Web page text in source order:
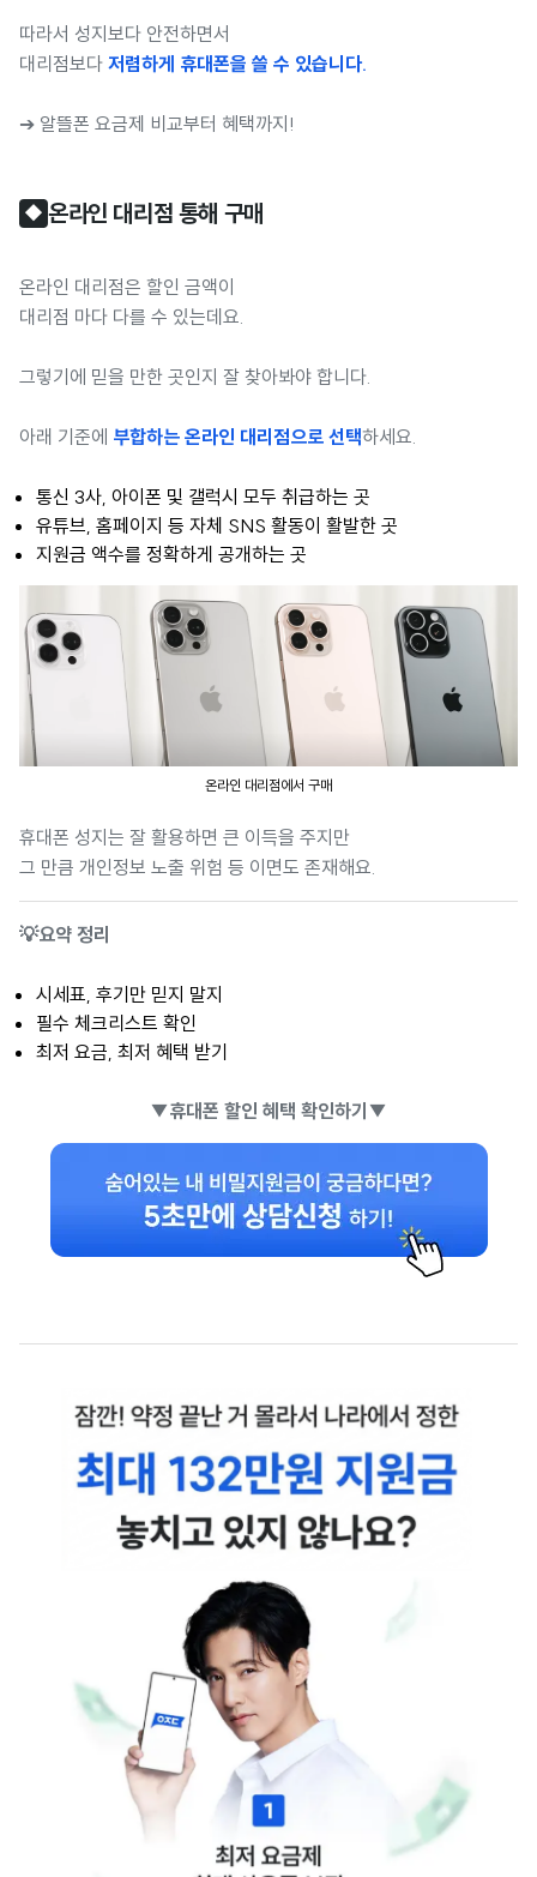
따라서 성지보다 안전하면서
대리점보다 저렴하게 휴대폰을 쓸 수 있습니다.
➔ 알뜰폰 요금제 비교부터 혜택까지!
◆ 온라인 대리점 통해 구매
온라인 대리점은 할인 금액이
대리점 마다 다를 수 있는데요.
그렇기에 믿을 만한 곳인지 잘 찾아봐야 합니다.
아래 기준에 부합하는 온라인 대리점으로 선택하세요.
통신 3사, 아이폰 및 갤럭시 모두 취급하는 곳
유튜브, 홈페이지 등 자체 SNS 활동이 활발한 곳
지원금 액수를 정확하게 공개하는 곳
온라인 대리점에서 구매
휴대폰 성지는 잘 활용하면 큰 이득을 주지만
그 만큼 개인정보 노출 위험 등 이면도 존재해요.
💡요약 정리
시세표, 후기만 믿지 말지
필수 체크리스트 확인
최저 요금, 최저 혜택 받기
▼휴대폰 할인 혜택 확인하기▼